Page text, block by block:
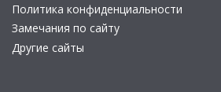
Политика конфиденциальности
Замечания по сайту
Другие сайты